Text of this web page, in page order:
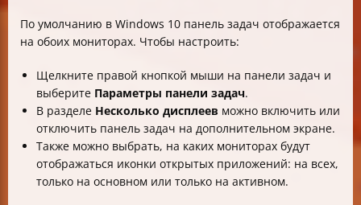
По умолчанию в Windows 10 панель задач отображается
на обоих мониторах. Чтобы настроить:
Щелкните правой кнопкой мыши на панели задач и
выберите Параметры панели задач.
В разделе Несколько дисплеев можно включить или
отключить панель задач на дополнительном экране.
Также можно выбрать, на каких мониторах будут
отображаться иконки открытых приложений: на всех,
только на основном или только на активном.